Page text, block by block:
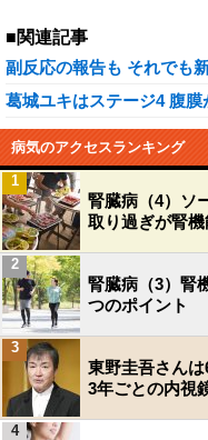
■関連記事
副反応の報告も それでも
葛城ユキはステージ4 腹
病気のアクセスランキング
腎臓病（4）ソ
取り過ぎが腎
1
腎臓病（3）腎
つのポイント
2
東野圭吾さん
3年ごとの内視
3
4